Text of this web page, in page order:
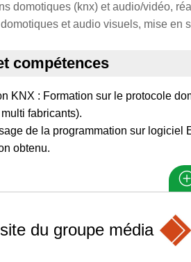
domotiques (knx) et audio/vidéo,
et audio visuels, mise en
compétences
KNX : Formation sur le protocole
fabricants).
de la programmation sur logiciel
obtenu.
du groupe média